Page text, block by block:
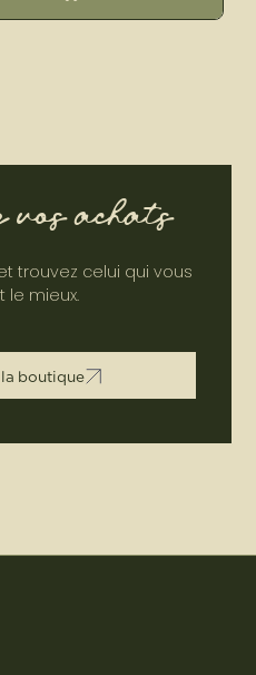
achats
trouvez celui qui vous
le mieux.
la boutique